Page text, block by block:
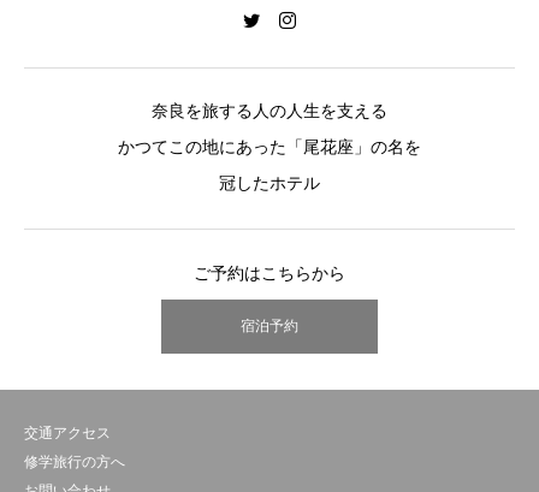
奈良を旅する人の人生を支える
かつてこの地にあった「尾花座」の名を
冠したホテル
ご予約はこちらから
宿泊予約
交通アクセス
修学旅行の方へ